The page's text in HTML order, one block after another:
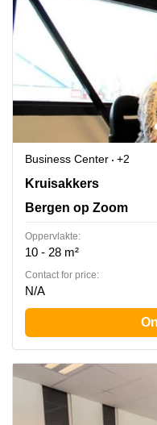
Business Center
+2
Kruisakkers 2, Bergen
Kruisakkers
Bergen op Zoom
Oppervlakte:
10 - 28 m²
Contact for price:
N/A